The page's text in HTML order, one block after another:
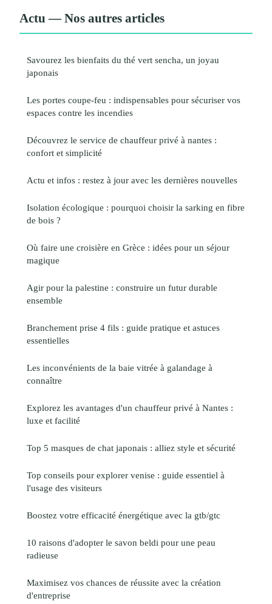
Actu — Nos autres articles
Savourez les bienfaits du thé vert sencha, un joyau
japonais
Les portes coupe-feu : indispensables pour sécuriser vos
espaces contre les incendies
Découvrez le service de chauffeur privé à nantes :
confort et simplicité
Actu et infos : restez à jour avec les dernières nouvelles
Isolation écologique : pourquoi choisir la sarking en fibre
de bois ?
Où faire une croisière en Grèce : idées pour un séjour
magique
Agir pour la palestine : construire un futur durable
ensemble
Branchement prise 4 fils : guide pratique et astuces
essentielles
Les inconvénients de la baie vitrée à galandage à
connaître
Explorez les avantages d'un chauffeur privé à Nantes :
luxe et facilité
Top 5 masques de chat japonais : alliez style et sécurité
Top conseils pour explorer venise : guide essentiel à
l'usage des visiteurs
Boostez votre efficacité énergétique avec la gtb/gtc
10 raisons d'adopter le savon beldi pour une peau
radieuse
Maximisez vos chances de réussite avec la création
d'entreprise